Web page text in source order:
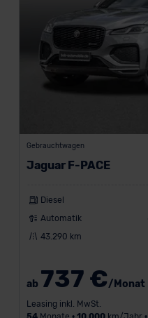
Gebrauchtwagen
Jaguar F-PACE
Diesel
Automatik
43.290 km
ab 737 €/Monat
Leasing inkl. MwSt.